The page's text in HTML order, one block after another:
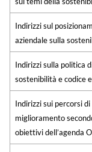
Indirizzi sul
aziendale sulla
Indirizzi sulla politica
sostenibilità e codice
Indirizzi sui percorsi di
miglioramento
obiettivi dell’agenda